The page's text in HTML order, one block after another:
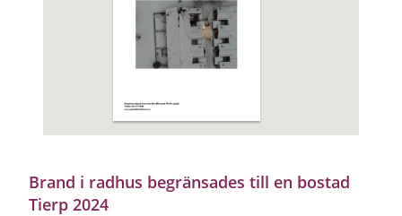
Brand i radhus begränsades till en bostad
Tierp 2024